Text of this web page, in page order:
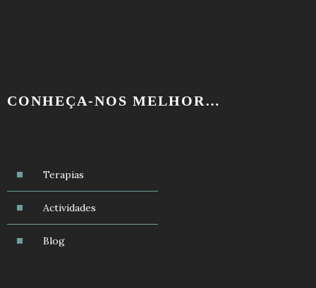
CONHEÇA-NOS MELHOR…
Terapias
Actividades
Blog